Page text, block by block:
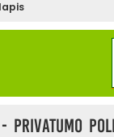
- Privatumo